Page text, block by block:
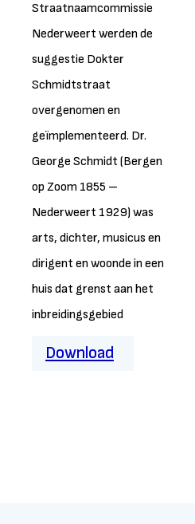
Straatnaamcommissie
Nederweert werden de
suggestie Dokter
Schmidtstraat
overgenomen en
geïmplementeerd. Dr.
George Schmidt (Bergen
op Zoom 1855 –
Nederweert 1929) was
arts, dichter, musicus en
dirigent en woonde in een
huis dat grenst aan het
inbreidingsgebied
Download